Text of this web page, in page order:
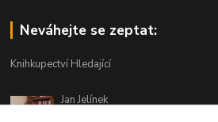
Neváhejte se zeptat:
Knihkupectví Hledající
Jan Jelínek